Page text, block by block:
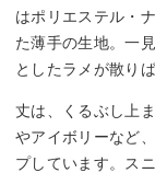
はポリエステル・
た薄手の生地。一
としたラメが散り
丈は、くるぶし上
やアイボリーなど
プしています。ス